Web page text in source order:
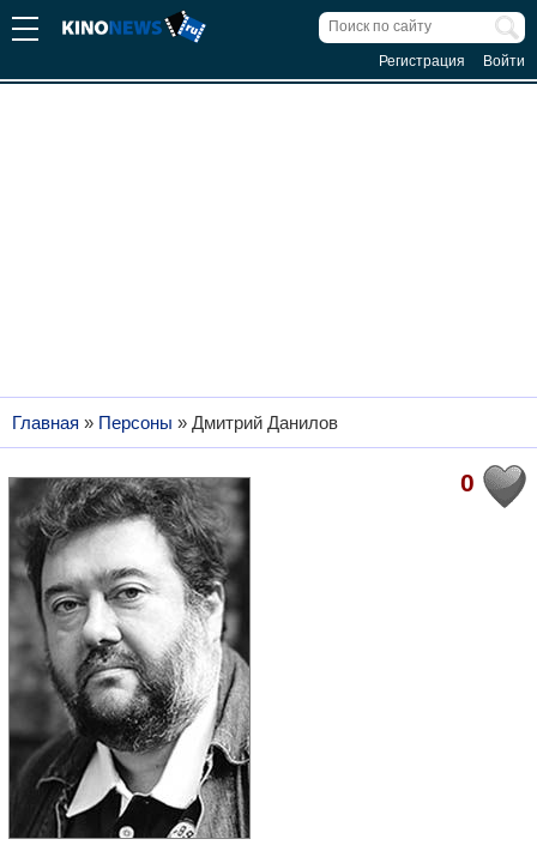
Регистрация Войти
Главная » Персоны » Дмитрий Данилов
0